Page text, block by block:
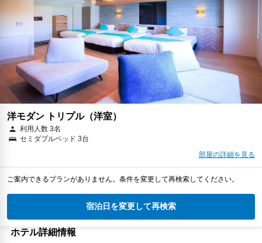
洋モダン トリプル（洋室）
利用人数 3名
セミダブルベッド 3台
部屋の詳細を見る
ご案内できるプランがありません。条件を変更して再検索してください。
宿泊日を変更して再検索
ホテル詳細情報